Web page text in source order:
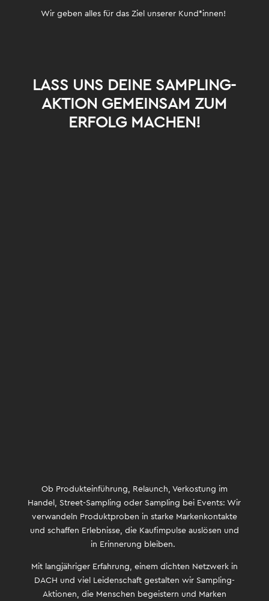
Wir geben alles für das Ziel unserer Kund*innen!
LASS UNS DEINE SAMPLING-
AKTION GEMEINSAM ZUM
ERFOLG MACHEN!
Ob Produkteinführung, Relaunch, Verkostung im
Handel, Street-Sampling oder Sampling bei Events: Wir
verwandeln Produktproben in starke Markenkontakte
und schaffen Erlebnisse, die Kaufimpulse auslösen und
in Erinnerung bleiben.
Mit langjähriger Erfahrung, einem dichten Netzwerk in
DACH und viel Leidenschaft gestalten wir Sampling-
Aktionen, die Menschen begeistern und Marken